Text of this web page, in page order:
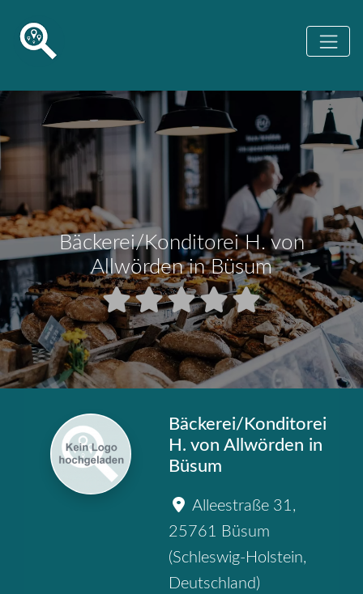
Bäckerei/Konditorei H. von
Allwörden in Büsum
Bäckerei/Konditorei
H. von Allwörden in
Büsum
Alleestraße 31,
25761 Büsum
(Schleswig-Holstein,
Deutschland)